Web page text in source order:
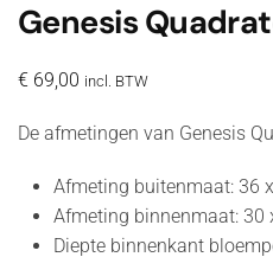
Genesis
€ 69,00 incl. BTW
De afmetingen van Genesis
Afmeting buitenmaat: 36
Afmeting binnenmaat: 30
Diepte binnenkant